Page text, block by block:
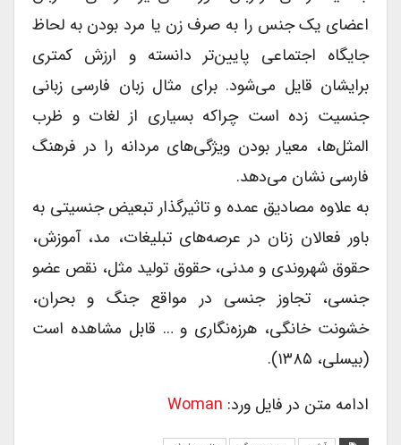
اعضای یک جنس را به صرف زن یا مرد بودن به لحاظ
جایگاه اجتماعی پایین‌تر دانسته و ارزش کمتری
برایشان قایل می‌شود. برای مثال زبان فارسی زبانی
جنسیت زده است چراکه بسیاری از لغات و ظرب
المثل‌ها، معیار بودن ویژگی‌های مردانه را در فرهنگ
فارسی نشان می‌دهد.
به علاوه مصادیق عمده و تاثیرگذار تبعیض جنسیتی به
باور فعالان زنان در عرصه‌های تبلیغات، مد، آموزش،
حقوق شهروندی و مدنی، حقوق تولید مثل، نقص عضو
جنسی، تجاوز جنسی در مواقع جنگ و بحران،
خشونت خانگی، هرزه‌نگاری و … قابل مشاهده است
(بیسلی، ۱۳۸۵).
ادامه متن در فایل ورد:Woman